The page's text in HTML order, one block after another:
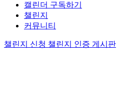
캘린더 구독하기
챌린지
커뮤니티
챌린지 신청 챌린지 인증 게시판